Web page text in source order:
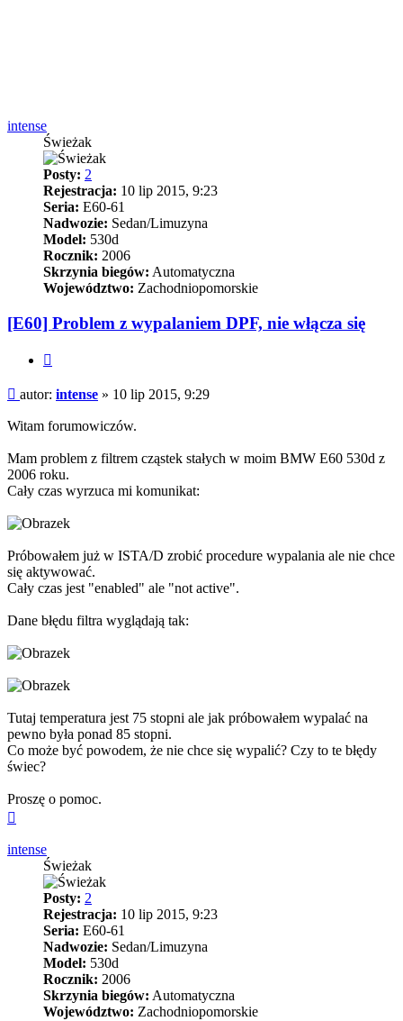
intense
Świeżak
Posty: 2
Rejestracja: 10 lip 2015, 9:23
Seria: E60-61
Nadwozie: Sedan/Limuzyna
Model: 530d
Rocznik: 2006
Skrzynia biegów: Automatyczna
Województwo: Zachodniopomorskie
[E60] Problem z wypalaniem DPF, nie włącza się
Post
autor: intense » 10 lip 2015, 9:29
Witam forumowiczów.
Mam problem z filtrem cząstek stałych w moim BMW E60 530d z
2006 roku.
Cały czas wyrzuca mi komunikat:
Próbowałem już w ISTA/D zrobić procedure wypalania ale nie chce
się aktywować.
Cały czas jest "enabled" ale "not active".
Dane błędu filtra wyglądają tak:
Tutaj temperatura jest 75 stopni ale jak próbowałem wypalać na
pewno była ponad 85 stopni.
Co może być powodem, że nie chce się wypalić? Czy to te błędy
świec?
Proszę o pomoc.
intense
Świeżak
Posty: 2
Rejestracja: 10 lip 2015, 9:23
Seria: E60-61
Nadwozie: Sedan/Limuzyna
Model: 530d
Rocznik: 2006
Skrzynia biegów: Automatyczna
Województwo: Zachodniopomorskie